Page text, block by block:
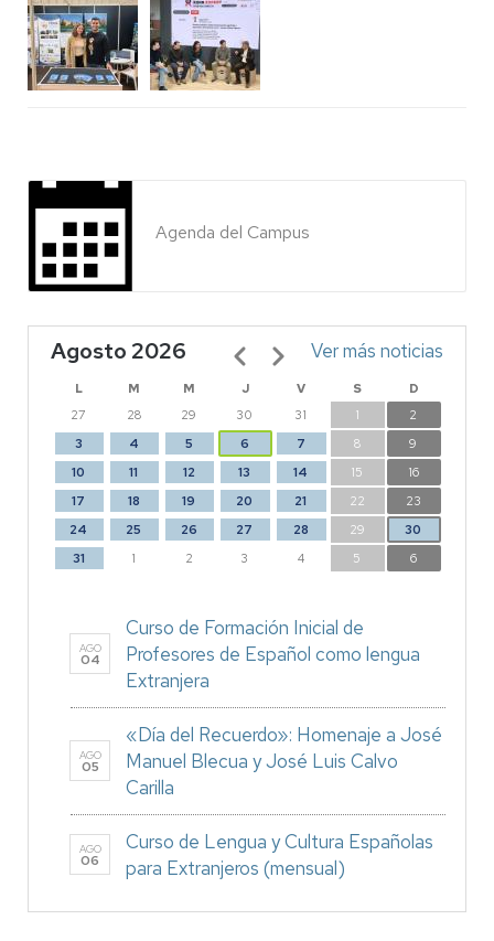
Agenda del Campus
Agosto 2026
L M M J V S
D
27
28 29 30 31 1
2
3
4 5 6 7 8
9
10
11 12 13 14 15
16
17
18 19 20 21 22
23
24
25 26 27 28 29
30
31
1 2 3 4 5 6
Paginación Ver más noticias
AGO
04
Curso de Formación Inicial de
Profesores de Español como lengua
Extranjera
AGO
05
«Día del Recuerdo»: Homenaje a José
Manuel Blecua y José Luis Calvo
Carilla
AGO
06
Curso de Lengua y Cultura Españolas
para Extranjeros (mensual)